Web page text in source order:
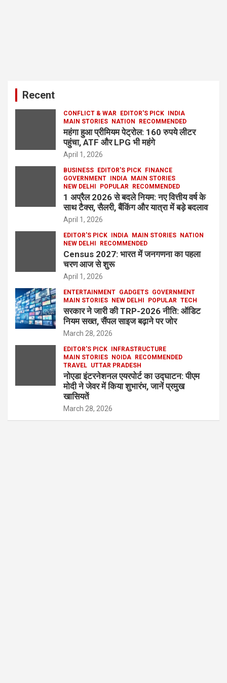
Recent
CONFLICT & WAR EDITOR'S PICK INDIA
MAIN STORIES NATION RECOMMENDED
महंगा हुआ प्रीमियम पेट्रोल: 160 रुपये लीटर
पहुंचा, ATF और LPG भी महंगे
April 1, 2026
BUSINESS EDITOR'S PICK FINANCE
GOVERNMENT INDIA MAIN STORIES
NEW DELHI
POPULAR RECOMMENDED
1 अप्रैल 2026 से बदले नियम: नए वित्तीय वर्ष के
साथ टैक्स, सैलरी, बैंकिंग और यात्रा में बड़े बदलाव
April 1, 2026
EDITOR'S PICK INDIA MAIN STORIES NATION
NEW DELHI
RECOMMENDED
Census 2027: भारत में जनगणना का पहला
चरण आज से शुरू
April 1, 2026
ENTERTAINMENT GADGETS GOVERNMENT
MAIN STORIES NEW DELHI POPULAR TECH
सरकार ने जारी की TRP-2026 नीति: ऑडिट
नियम सख्त, सैंपल साइज बढ़ाने पर जोर
March 28, 2026
EDITOR'S PICK INFRASTRUCTURE
MAIN STORIES NOIDA RECOMMENDED
TRAVEL UTTAR PRADESH
नोएडा इंटरनेशनल एयरपोर्ट का उद्घाटन: पीएम
मोदी ने जेवर में किया शुभारंभ, जानें प्रमुख
खासियतें
March 28, 2026